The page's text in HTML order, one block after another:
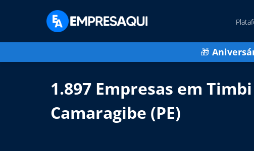
🎁
1.897 Empresas em
Camaragibe (PE)